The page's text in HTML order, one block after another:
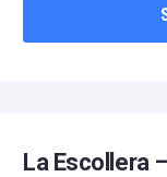
La Escollera